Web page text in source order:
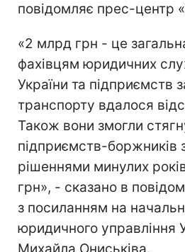
повідомляє прес-центр
«2 млрд грн - це
фахівцям юридичних
України та підприємств
транспорту вдалося
Також вони змогли
підприємств-боржників
рішеннями минулих
грн», - сказано в
з посиланням на
юридичного управління